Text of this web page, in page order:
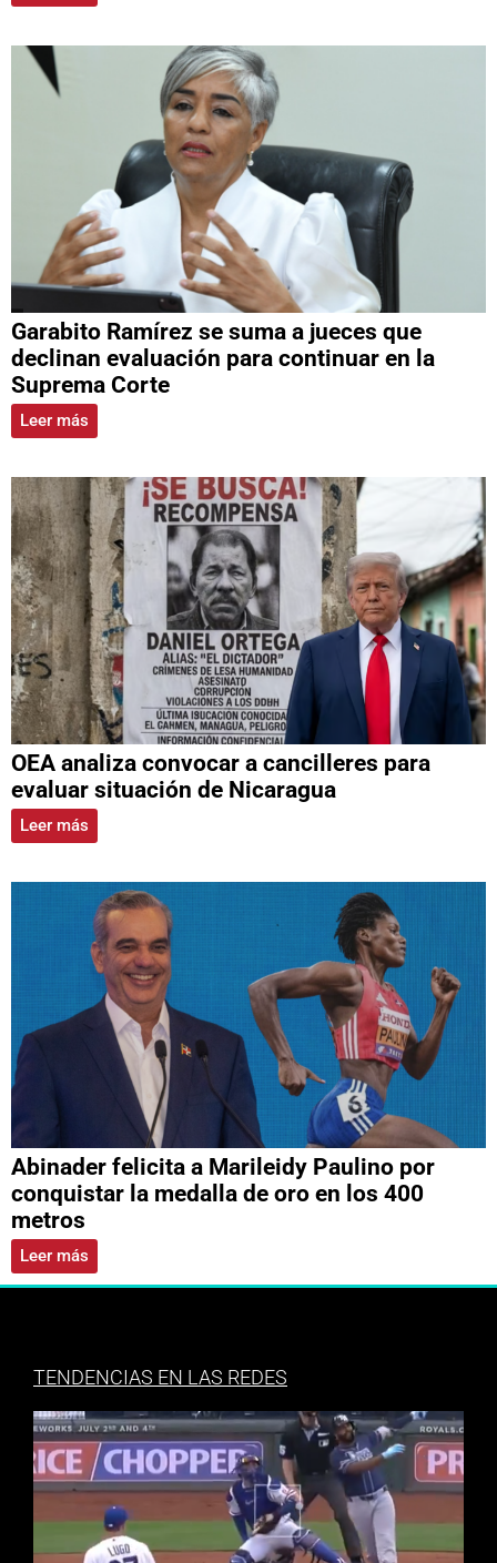
Garabito Ramírez se suma a jueces que
declinan evaluación para continuar en la
Suprema Corte
Leer más
OEA analiza convocar a cancilleres para
evaluar situación de Nicaragua
Leer más
Abinader felicita a Marileidy Paulino por
conquistar la medalla de oro en los 400
metros
Leer más
TENDENCIAS EN LAS REDES